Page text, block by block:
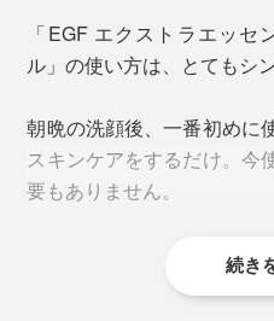
「EGF エクストラエッ
ル」の使い方は、とてもシン
朝晩の洗顔後、一番初めに
スキンケアをするだけ。今
要もありません。
届いたら、密閉容器のフタ
続き